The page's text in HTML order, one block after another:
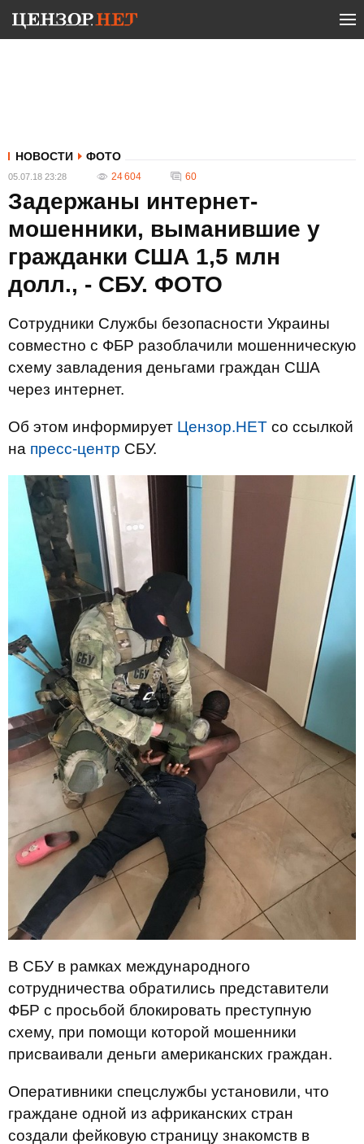
НОВОСТИ ФОТО
05.07.18 23:28 24 604 60
Задержаны интернет-
мошенники, выманившие у
гражданки США 1,5 млн
долл., - СБУ. ФОТО
Сотрудники Службы безопасности Украины
совместно с ФБР разоблачили мошенническую
схему завладения деньгами граждан США
через интернет.
Об этом информирует Цензор.НЕТ со ссылкой
на пресс-центр СБУ.
В СБУ в рамках международного
сотрудничества обратились представители
ФБР с просьбой блокировать преступную
схему, при помощи которой мошенники
присваивали деньги американских граждан.
Оперативники спецслужбы установили, что
граждане одной из африканских стран
создали фейковую страницу знакомств в